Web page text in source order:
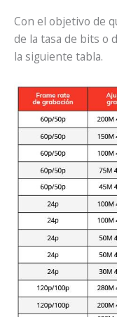
Con el objetivo de
de la tasa de bits o
la siguiente tabla.